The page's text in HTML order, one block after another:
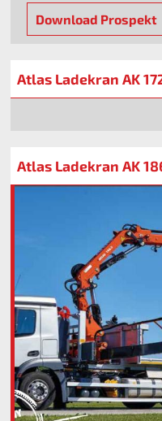
Download Prospekt
Atlas Ladekran AK
Atlas Ladekran AK